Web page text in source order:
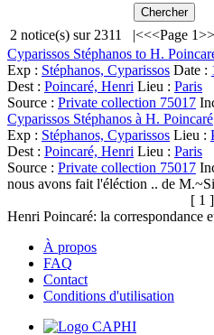
2 notice(s) sur 2311 |<<<Page 1>>
Cyparissos Stéphanos to H.
Exp : Stéphanos, Cyparissos Date :
Dest : Poincaré, Henri Lieu : Paris
Source : Private collection 75017
Cyparissos Stéphanos à H. Poincaré
Exp : Stéphanos, Cyparissos Lieu :
Dest : Poincaré, Henri Lieu : Paris
Source : Private collection 75017
nous avons fait l'éléction .. de
[ 1 ]
Henri Poincaré: la correspondance
À propos
FAQ
Contact
Conditions d'utilisation